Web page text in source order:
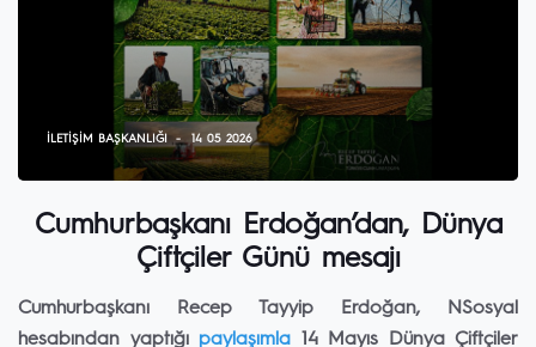
İLETIŞIM BAŞKANLIĞI 14 05 2026
Cumhurbaşkanı Erdoğan’dan, Dünya
Çiftçiler Günü mesajı
Cumhurbaşkanı Recep Tayyip Erdoğan, NSosyal
hesabından yaptığı paylaşımla 14 Mayıs Dünya Çiftçiler